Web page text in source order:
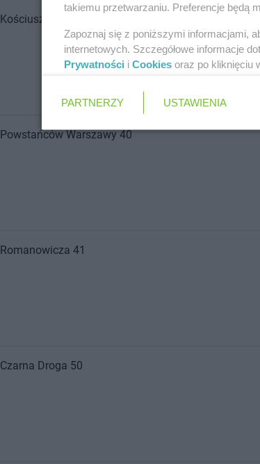
Kościuszki 1
Powstańców Warszawy 40
Romanowicza 41
Czarna Droga 50
takiemu przetwarzaniu. Preferencje będą
Zapoznaj się z poniższymi informacjami,
internetowych. Szczegółowe informacje
Prywatności i Cookies oraz po kliknięciu
PARTNERZY USTAWIENIA